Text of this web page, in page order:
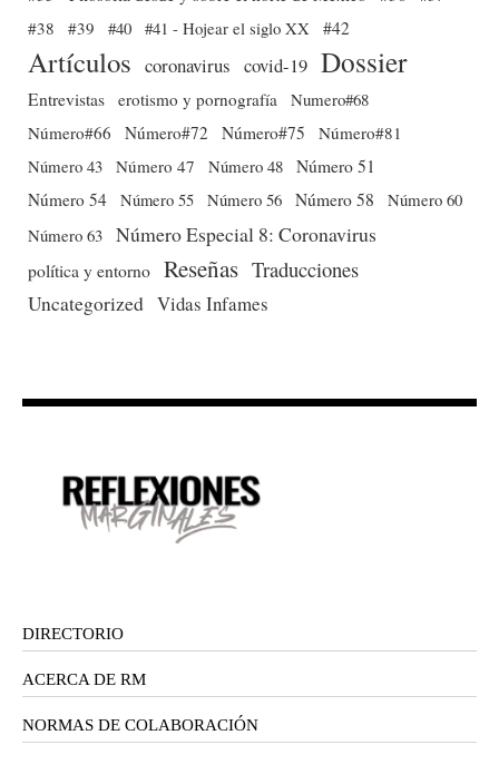
#38
#39 #40 #41 - Hojear el siglo XX #42
Artículos coronavirus covid-19 Dossier
Entrevistas erotismo y pornografía
Numero#68
Número#66
Número#72 Número#75
Número#81
Número 43 Número 47 Número 48 Número 51
Número 54 Número 55 Número 56 Número 58
Número 60
Número 63 Número Especial 8: Coronavirus
política y entorno Reseñas Traducciones
Uncategorized Vidas Infames
DIRECTORIO
ACERCA DE RM
NORMAS DE COLABORACIÓN